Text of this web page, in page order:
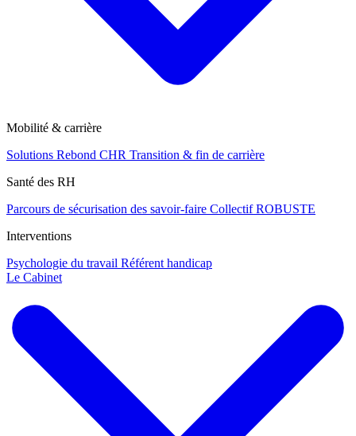
Mobilité & carrière
Solutions Rebond CHR Transition & fin de carrière
Santé des RH
Parcours de sécurisation des savoir-faire Collectif ROBUSTE
Interventions
Psychologie du travail Référent handicap
Le Cabinet